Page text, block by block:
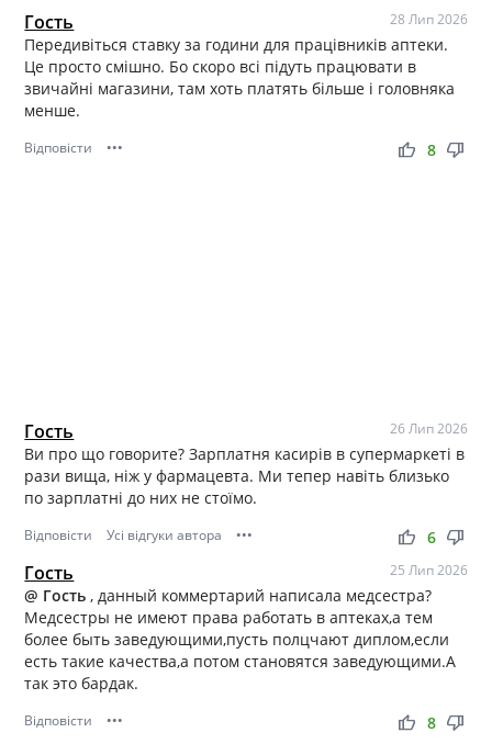
Гость 28 Лип 2026
Передивіться ставку за години для працівників аптеки.
Це просто смішно. Бо скоро всі підуть працювати в
звичайні магазини, там хоть платять більше і головняка
менше.
Відповісти ••• thumb_up thumb_down
8
Гость 26 Лип 2026
Ви про що говорите? Зарплатня касирів в супермаркеті в
рази вища, ніж у фармацевта. Ми тепер навіть близько
по зарплатні до них не стоїмо.
Відповісти Усі відгуки автора ••• thumb_up thumb_down
6
Гость 25 Лип 2026
@ Гость, данный коммертарий написала медсестра?
Медсестры не имеют права работать в аптеках,а тем
более быть заведующими,пусть полцчают диплом,если
есть такие качества,а потом становятся заведующими.А
так это бардак.
Відповісти ••• thumb_up thumb_down
8